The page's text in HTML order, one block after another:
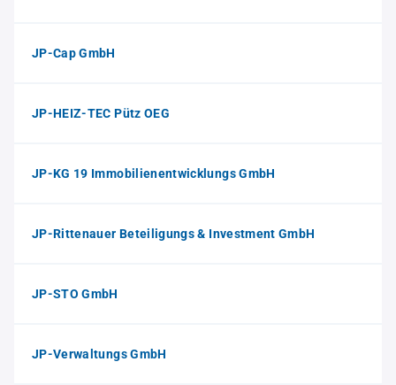
JP-Cap GmbH
JP-HEIZ-TEC Pütz OEG
JP-KG 19 Immobilienentwicklungs GmbH
JP-Rittenauer Beteiligungs & Investment GmbH
JP-STO GmbH
JP-Verwaltungs GmbH